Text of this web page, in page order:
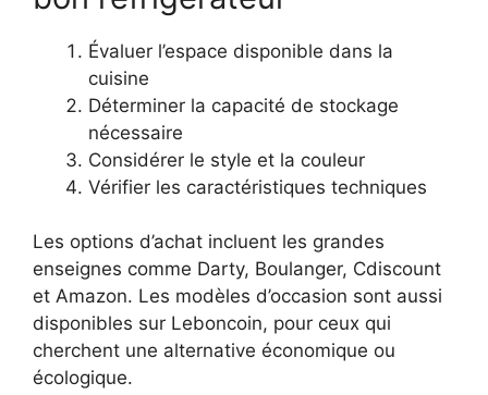
Évaluer l’espace disponible dans la
cuisine
Déterminer la capacité de stockage
nécessaire
Considérer le style et la couleur
Vérifier les caractéristiques techniques
Les options d’achat incluent les grandes
enseignes comme Darty, Boulanger, Cdiscount
et Amazon. Les modèles d’occasion sont aussi
disponibles sur Leboncoin, pour ceux qui
cherchent une alternative économique ou
écologique.